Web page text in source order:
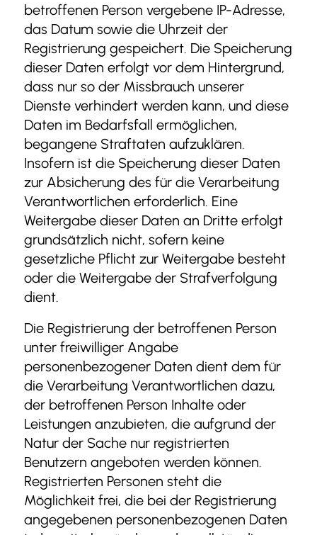
betroffenen Person vergebene IP-Adresse,
das Datum sowie die Uhrzeit der
Registrierung gespeichert. Die Speicherung
dieser Daten erfolgt vor dem Hintergrund,
dass nur so der Missbrauch unserer
Dienste verhindert werden kann, und diese
Daten im Bedarfsfall ermöglichen,
begangene Straftaten aufzuklären.
Insofern ist die Speicherung dieser Daten
zur Absicherung des für die Verarbeitung
Verantwortlichen erforderlich. Eine
Weitergabe dieser Daten an Dritte erfolgt
grundsätzlich nicht, sofern keine
gesetzliche Pflicht zur Weitergabe besteht
oder die Weitergabe der Strafverfolgung
dient.
Die Registrierung der betroffenen Person
unter freiwilliger Angabe
personenbezogener Daten dient dem für
die Verarbeitung Verantwortlichen dazu,
der betroffenen Person Inhalte oder
Leistungen anzubieten, die aufgrund der
Natur der Sache nur registrierten
Benutzern angeboten werden können.
Registrierten Personen steht die
Möglichkeit frei, die bei der Registrierung
angegebenen personenbezogenen Daten